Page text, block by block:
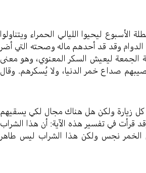
ليحيوا الليالي الحمراء ويتناولوا
الدوام وقد قد أحدهم ماله وصحته التي أضر
الجمعة ليعيش السكر المعنوي، وهو معنى
صداع خمر الدنيا، ولا يُسكرهم. وقال
كل زيارة ولكن هل هناك مجال لكي يسقيهم
قرأت في تفسير هذه الآية: أن هذا الشراب
الخمر نجس ولكن هذا الشراب ليس طاهر